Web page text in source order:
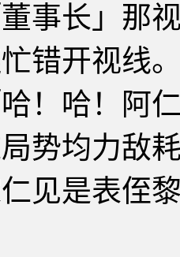
长」那视
错开视线
哈！阿仁
势均力敌
见是表侄